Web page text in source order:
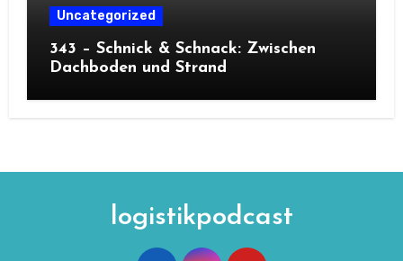
Uncategorized
343 – Schnick & Schnack: Zwischen
Dachboden und Strand
logistikpodcast